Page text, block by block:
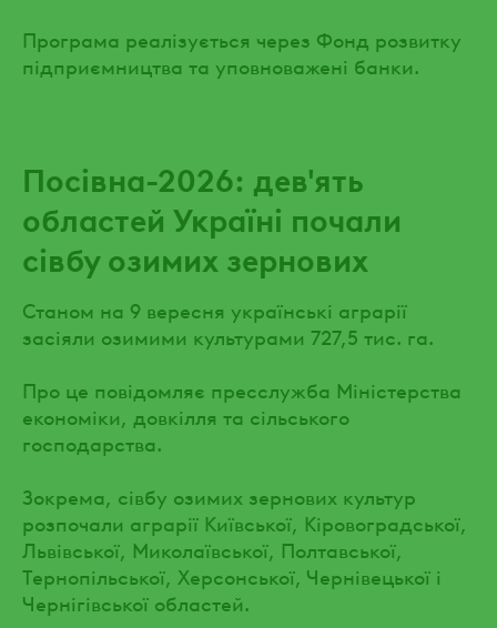
Програма реалізується через Фонд розвитку
підприємництва та уповноважені банки.
Посівна-2026: дев'ять
областей Україні почали
сівбу озимих зернових
Станом на 9 вересня українські аграрії
засіяли озимими культурами 727,5 тис. га.
Про це повідомляє пресслужба Міністерства
економіки, довкілля та сільського
господарства.
Зокрема, сівбу озимих зернових культур
розпочали аграрії Київської, Кіровоградської,
Львівської, Миколаївської, Полтавської,
Тернопільської, Херсонської, Чернівецької і
Чернігівської областей.